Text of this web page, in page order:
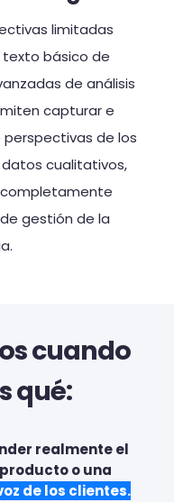
limitadas
texto básico de
de análisis
capturar e
de los
cualitativos,
gestión de la
cuando
qué:
realmente el
o una
de los clientes.